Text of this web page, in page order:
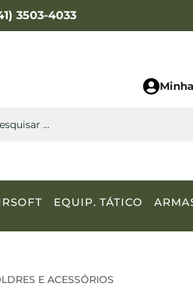
3503-4033
EQUIP. TÁTICO
E ACESSÓRIOS